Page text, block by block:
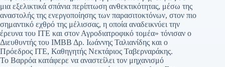
μια εξελικτικά σπάνια περίπτωση ανθεκτικότητας, μέσω της
αναστολής της ενεργοποίησης των παρασιτοκτόνων, στον πιο
σημαντικό εχθρό της μέλισσας, η οποία αναδεικνύει την
έρευνα του ΙΤΕ και στον Αγροδιατροφικό τομέα» τόνισαν ο
Διευθυντής του ΙΜΒΒ Δρ. Ιωάννης Ταλιανίδης και ο
Πρόεδρος ΙΤΕ, Καθηγητής Νεκτάριος Ταβερναράκης.
Το Βαρρόα κατάφερε να αναστείλει τον μηχανισμό